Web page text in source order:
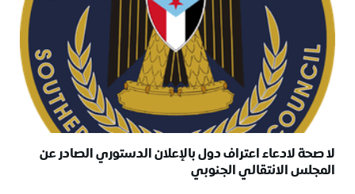
لا صحة لادعاء اعتراف دول بالإعلان الدستوري الصادر عن
المجلس الانتقالي الجنوبي